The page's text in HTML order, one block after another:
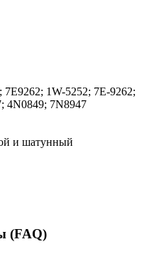
7E9262; 1W-5252; 7E-9262;
4N0849; 7N8947
и шатунный
(FAQ)